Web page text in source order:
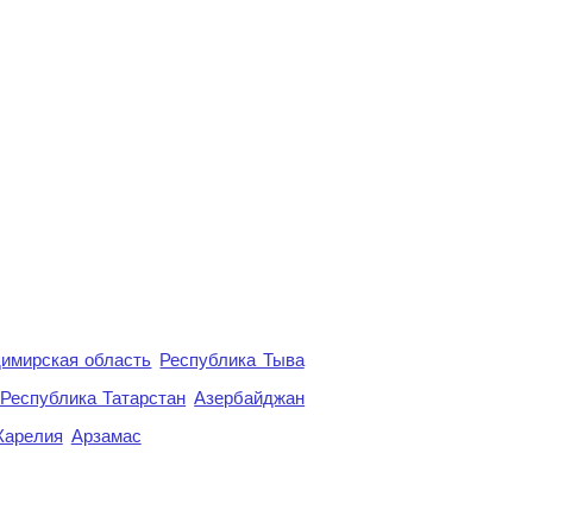
область Республика Тыва
Татарстан Азербайджан
Арзамас